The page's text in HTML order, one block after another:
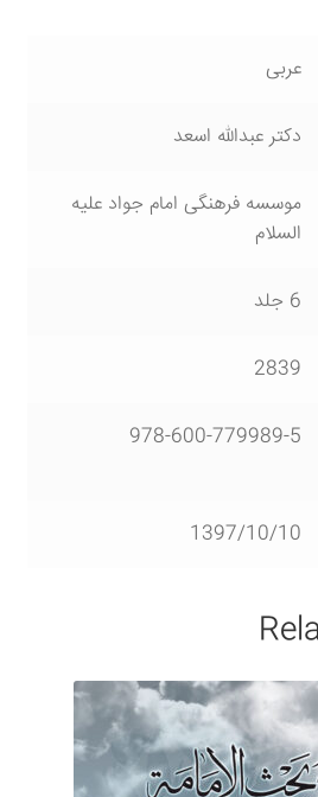
عربی
دکتر عبدالله اسعد
موسسه فرهنگی امام جواد علیه
السلام
6 جلد
2839
978-600-779989-5
1397/10/10